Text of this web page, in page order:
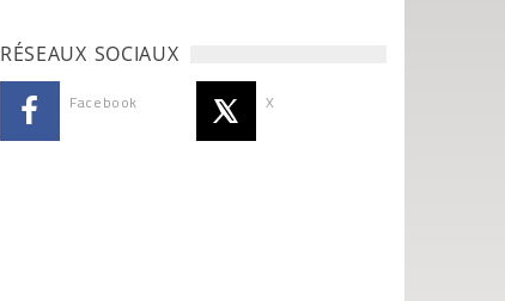
RÉSEAUX SOCIAUX
Facebook X